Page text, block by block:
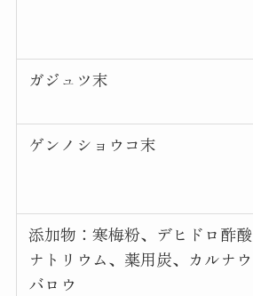
ガジュツ末
ゲンノショウコ末
添加物：寒梅粉、デヒドロ酢酸
ナトリウム、薬用炭、カルナウ
バロウ